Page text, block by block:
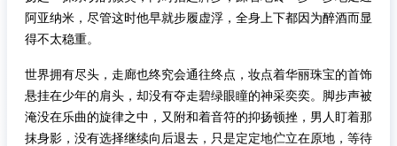
阿亚纳米，尽管这时他早就步履虚浮，全身上下都因为醉酒而显
得不太稳重。
世界拥有尽头，走廊也终究会通往终点，妆点着华丽珠宝的首饰
悬挂在少年的肩头，却没有夺走碧绿眼瞳的神采奕奕。脚步声被
淹没在乐曲的旋律之中，又附和着音符的抑扬顿挫，男人盯着那
抹身影，没有选择继续向后退去，只是定定地伫立在原地，等待